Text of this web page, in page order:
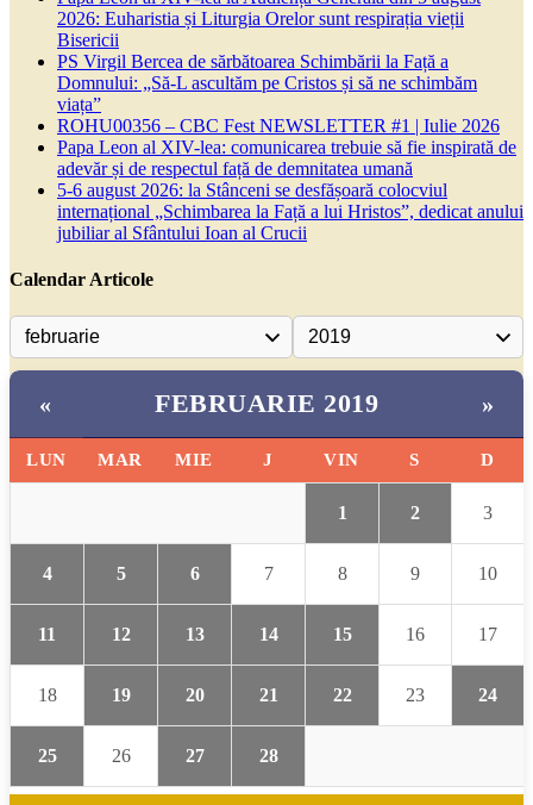
2026: Euharistia și Liturgia Orelor sunt respirația vieții
Bisericii
PS Virgil Bercea de sărbătoarea Schimbării la Față a
Domnului: „Să-L ascultăm pe Cristos și să ne schimbăm
viața”
ROHU00356 – CBC Fest NEWSLETTER #1 | Iulie 2026
Papa Leon al XIV-lea: comunicarea trebuie să fie inspirată de
adevăr și de respectul față de demnitatea umană
5-6 august 2026: la Stânceni se desfășoară colocviul
internațional „Schimbarea la Față a lui Hristos”, dedicat anului
jubiliar al Sfântului Ioan al Crucii
Calendar Articole
« FEBRUARIE 2019 »
LUN MAR MIE J VIN S D
1 2 3
4 5 6 7 8 9 10
11 12 13 14 15 16 17
18 19 20 21 22 23 24
25 26 27 28